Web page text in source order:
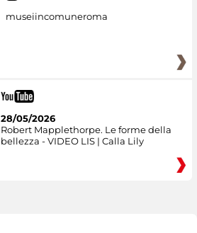
museiincomuneroma
28/05/2026
Robert Mapplethorpe. Le forme della
bellezza - VIDEO LIS | Calla Lily